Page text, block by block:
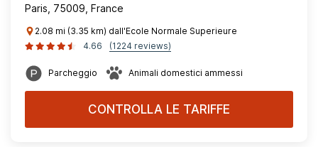
Paris, 75009, France
2.08 mi (3.35 km) dall'Ecole Normale Superieure
4.66
(1224 reviews)
Parcheggio Animali domestici ammessi
CONTROLLA LE TARIFFE